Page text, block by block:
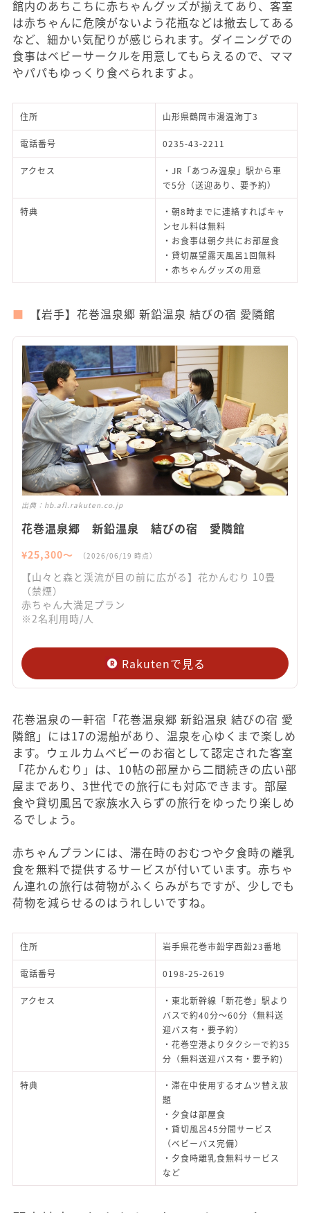
館内のあちこちに赤ちゃんグッズが揃えてあり、客室
は赤ちゃんに危険がないよう花瓶などは撤去してある
など、細かい気配りが感じられます。ダイニングでの
食事はベビーサークルを用意してもらえるので、ママ
やパパもゆっくり食べられますよ。
住所 山形県鶴岡市湯温海丁3
電話番号 0235-43-2211
アクセス
・JR「あつみ温泉」駅から車
で5分（送迎あり、要予約）
特典
・朝8時までに連絡すればキャ
ンセル料は無料
・お食事は朝夕共にお部屋食
・貸切展望露天風呂1回無料
・赤ちゃんグッズの用意
【岩手】花巻温泉郷 新鉛温泉 結びの宿 愛隣館
出典： hb.afl.rakuten.co.jp
花巻温泉郷 新鉛温泉 結びの宿 愛隣館
¥25,300〜 （2026/06/19 時点）
【山々と森と渓流が目の前に広がる】花かんむり 10畳
（禁煙）
赤ちゃん大満足プラン
※2名利用時/人
Rakutenで見る
花巻温泉の一軒宿「花巻温泉郷 新鉛温泉 結びの宿 愛
隣館」には17の湯船があり、温泉を心ゆくまで楽しめ
ます。ウェルカムベビーのお宿として認定された客室
「花かんむり」は、10帖の部屋から二間続きの広い部
屋まであり、3世代での旅行にも対応できます。部屋
食や貸切風呂で家族水入らずの旅行をゆったり楽しめ
るでしょう。
赤ちゃんプランには、滞在時のおむつや夕食時の離乳
食を無料で提供するサービスが付いています。赤ちゃ
ん連れの旅行は荷物がふくらみがちですが、少しでも
荷物を減らせるのはうれしいですね。
住所 岩手県花巻市鉛字西鉛23番地
電話番号 0198-25-2619
アクセス
・東北新幹線「新花巻」駅より
バスで約40分～60分（無料送
迎バス有・要予約）
・花巻空港よりタクシーで約35
分（無料送迎バス有・要予約)
特典
・滞在中使用するオムツ替え放
題
・夕食は部屋食
・貸切風呂45分間サービス
（ベビーバス完備）
・夕食時離乳食無料サービス
など